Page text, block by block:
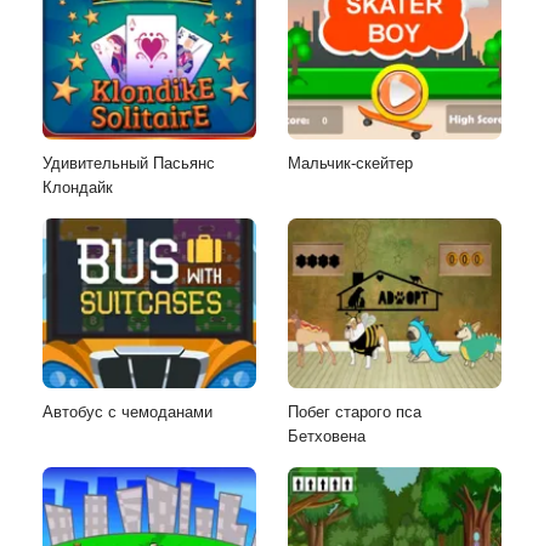
Удивительный Пасьянс
Клондайк
Мальчик-скейтер
Автобус с чемоданами
Побег старого пса
Бетховена